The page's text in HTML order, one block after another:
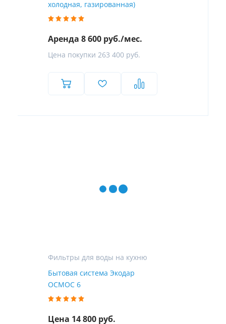
холодная, газированная)
Аренда 8 600 руб./мес.
Цена покупки 263 400 руб.
Фильтры для воды на кухню
Бытовая система Экодар
ОСМОС 6
Цена 14 800 руб.